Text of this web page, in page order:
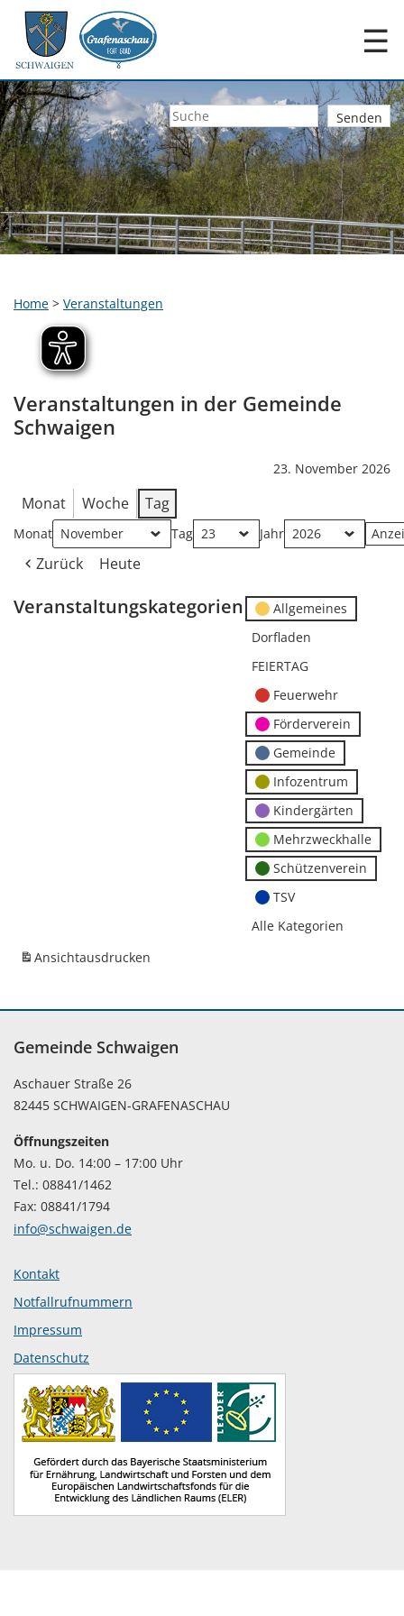
☰
Home > Veranstaltungen
Veranstaltungen in der Gemeinde
Schwaigen
23. November 2026
Monat Woche Tag
Monat Tag Jahr
Zurück Heute
Veranstaltungskategorien
Allgemeines
Dorfladen
FEIERTAG
Feuerwehr
Förderverein
Gemeinde
Infozentrum
Kindergärten
Mehrzweckhalle
Schützenverein
TSV
Alle Kategorien
Ansichtausdrucken
Gemeinde Schwaigen
Aschauer Straße 26
82445 SCHWAIGEN-GRAFENASCHAU
Öffnungszeiten
Mo. u. Do. 14:00 – 17:00 Uhr
Tel.: 08841/1462
Fax: 08841/1794
info@schwaigen.de
Kontakt
Notfallrufnummern
Impressum
Datenschutz